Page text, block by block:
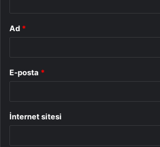
Ad *
E-posta *
İnternet sitesi